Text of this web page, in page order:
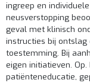
ingreep en
neusverstopping
geval met klinisch
instructies bij
toestemming. Bij
eigen initiatieven.
patiënteneducatie,